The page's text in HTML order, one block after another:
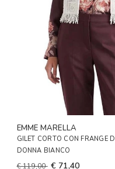
EMME MARELLA
GILET CORTO CON FRANGE
DONNA BIANCO
€ 119,00 € 71,40